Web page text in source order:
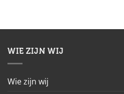
WIE ZIJN WIJ
Wie zijn wij